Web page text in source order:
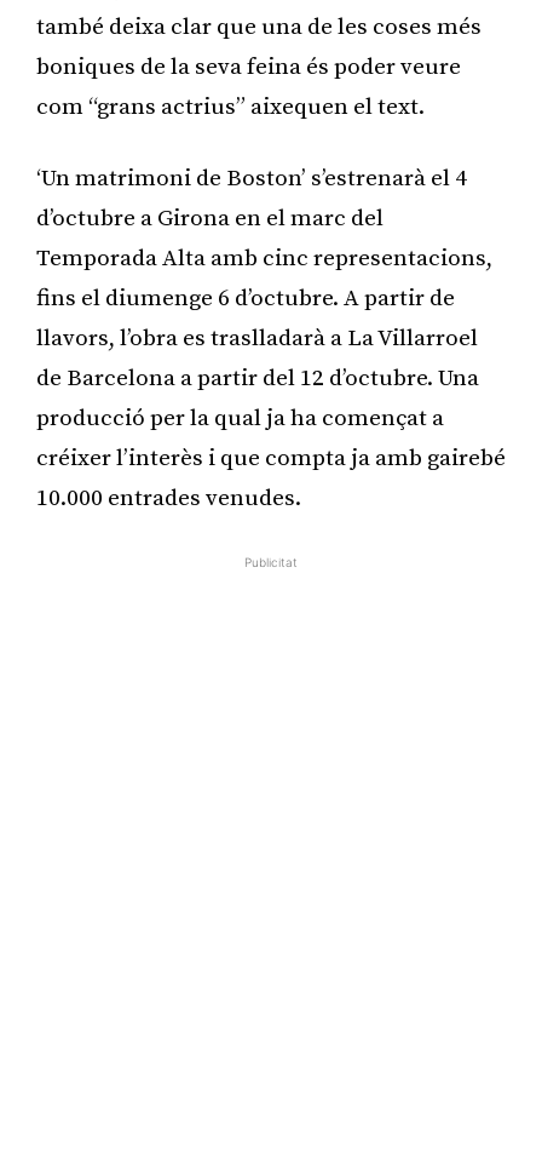
també deixa clar que una de les coses més
boniques de la seva feina és poder veure
com “grans actrius” aixequen el text.
‘Un matrimoni de Boston’ s’estrenarà el 4
d’octubre a Girona en el marc del
Temporada Alta amb cinc representacions,
fins el diumenge 6 d’octubre. A partir de
llavors, l’obra es traslladarà a La Villarroel
de Barcelona a partir del 12 d’octubre. Una
producció per la qual ja ha començat a
créixer l’interès i que compta ja amb gairebé
10.000 entrades venudes.
Publicitat